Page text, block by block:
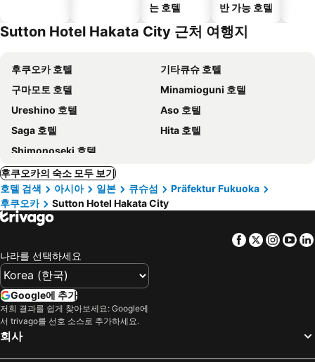
는 호텔
반 가능 호텔
Sutton Hotel Hakata City 근처 여행지
후쿠오카 호텔
기타큐슈 호텔
구마모토 호텔
Minamioguni 호텔
Ureshino 호텔
Aso 호텔
Saga 호텔
Hita 호텔
Shimonoseki 호텔
후쿠오카의 숙소 모두 보기
호텔 검색
아시아 일본 큐슈섬
Präfektur Fukuoka
후쿠오카
Sutton Hotel Hakata City
Facebook
Twitter
나라를 선택하세요
Google에 추가
저희 결과를 쉽게 찾아보세요: Google에
서 trivago를 선호 소스로 추가하세요.
회사